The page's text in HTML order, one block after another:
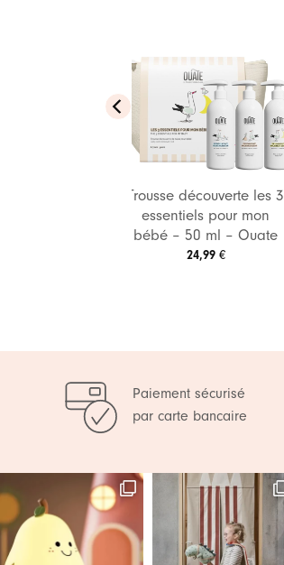
à ma
liste de
souhaits
Trousse découverte les 3
essentiels pour mon
bébé – 50 ml – Ouate
24,99 €
Paiement sécurisé
par carte bancaire